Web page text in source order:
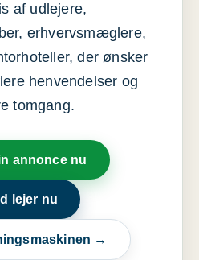
af udlejere,
erhvervsmæglere,
der ønsker
henvendelser og
tomgang.
annonce nu
lejer nu
→